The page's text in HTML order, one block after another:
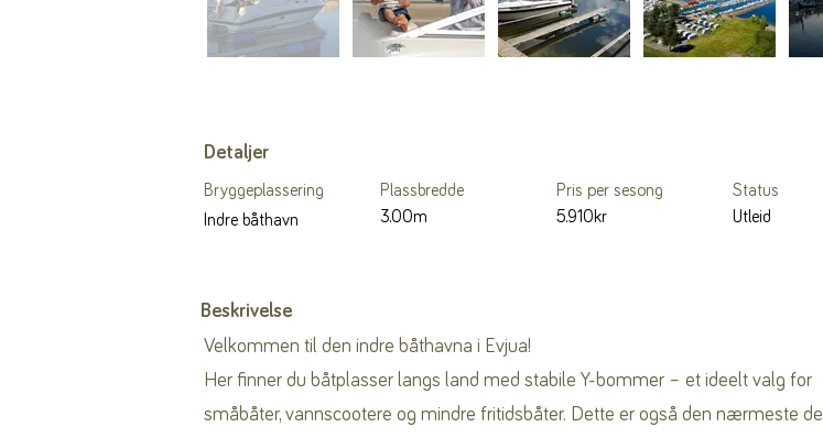
Detaljer
Bryggeplassering Plassbredde Pris per sesong
Status
Indre båthavn
3.00m 5.910kr Utleid
Beskrivelse
Velkommen til den indre båthavna i Evjua!
Her finner du båtplasser langs land med stabile Y-bommer – et ideelt valg for
småbåter, vannscootere og mindre fritidsbåter. Dette er også den nærmeste